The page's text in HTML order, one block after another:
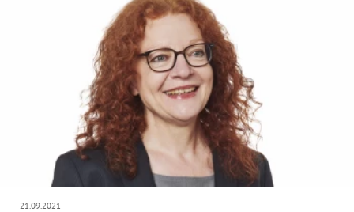
21.09.2021